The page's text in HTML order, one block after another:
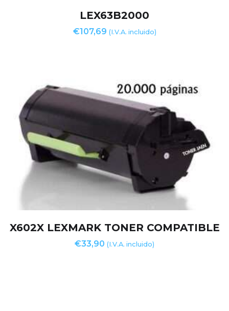
LEX63B2000
€107,69 (I.V.A. incluido)
X602X LEXMARK TONER COMPATIBLE
€33,90 (I.V.A. incluido)